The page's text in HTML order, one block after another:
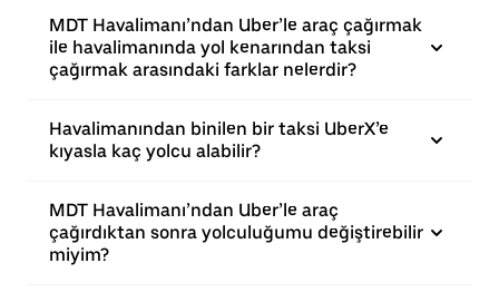
MDT Havalimanı’ndan Uber’le araç çağırmak
ile havalimanında yol kenarından taksi
çağırmak arasındaki farklar nelerdir?
Havalimanından binilen bir taksi UberX’e
kıyasla kaç yolcu alabilir?
MDT Havalimanı’ndan Uber’le araç
çağırdıktan sonra yolculuğumu değiştirebilir
miyim?